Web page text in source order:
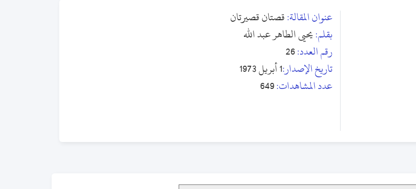
عنوان المقالة:قصتان قصيرتان
بقلم:يحيى الطاهر عبد الله
رقم العدد:26
تاريخ الإصدار:1 أبريل 1973
عدد المشاهدات:649